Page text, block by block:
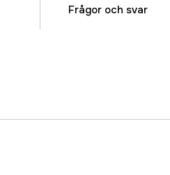
Referensnummer
Frågor och svar